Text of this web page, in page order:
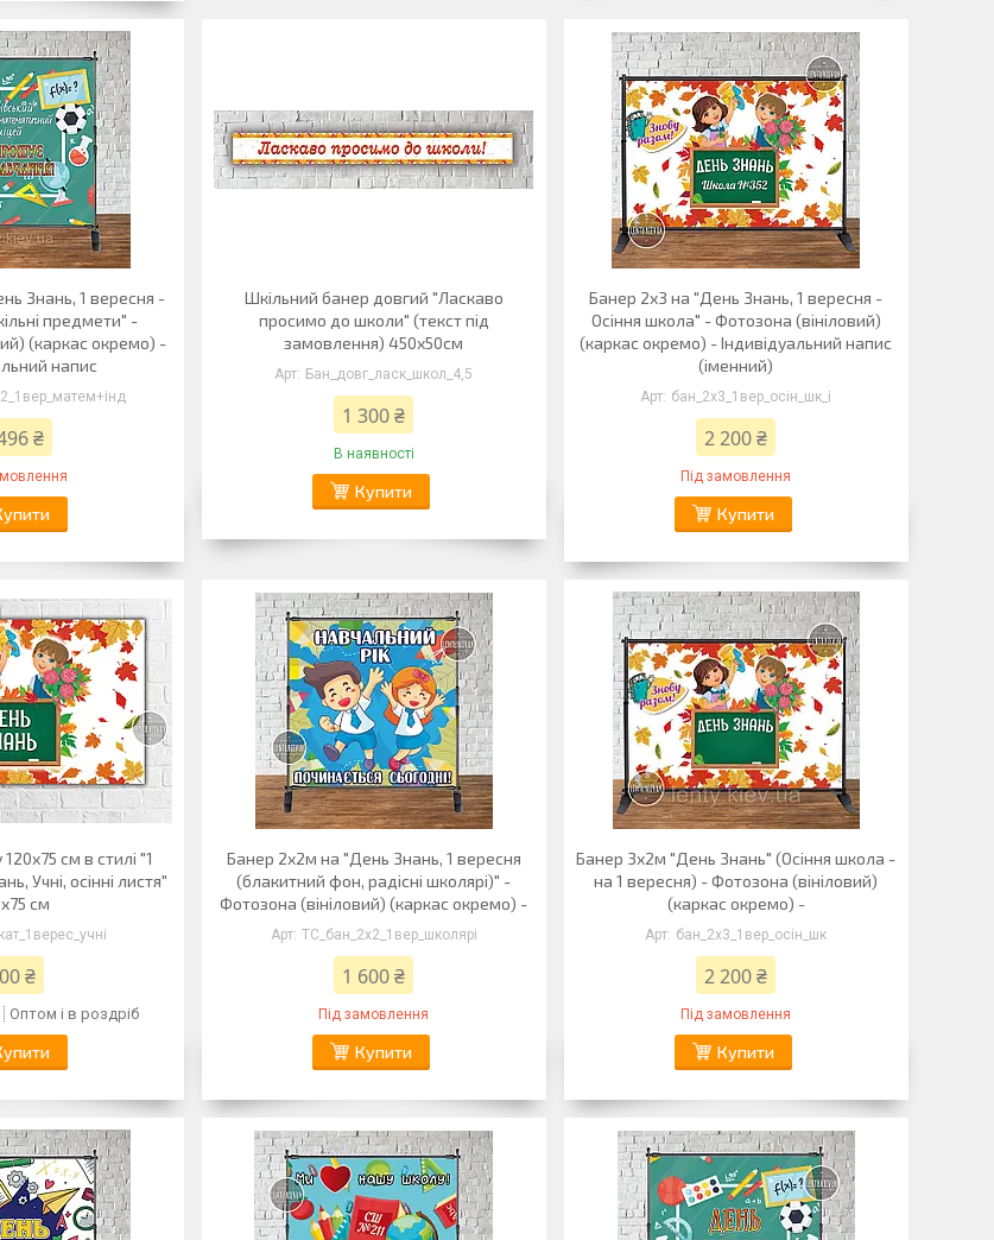
Знань, 1 вересня -
предмети" -
(каркас окремо) -
напис
₴
Шкільний банер довгий "Ласкаво
просимо до школи" (текст під
замовлення) 450х50см
Бан_довг_ласк_школ_4,5
1 300 ₴
В наявності
Купити
Банер 2х3 на "День Знань, 1 вересня -
Осіння школа" - Фотозона (вініловий)
(каркас окремо) - Індивідуальний напис
(іменний)
бан_2х3_1вер_осін_шк_і
2 200 ₴
Під замовлення
Купити
см в стилі "1
Учні, осінні листя"
см
₴
Оптом і в роздріб
Банер 2х2м на "День Знань, 1 вересня
(блакитний фон, радісні школярі)" -
Фотозона (вініловий) (каркас окремо) -
ТС_бан_2х2_1вер_школярі
1 600 ₴
Під замовлення
Купити
Банер 3х2м "День Знань" (Осіння школа -
на 1 вересня) - Фотозона (вініловий)
(каркас окремо) -
бан_2х3_1вер_осін_шк
2 200 ₴
Під замовлення
Купити